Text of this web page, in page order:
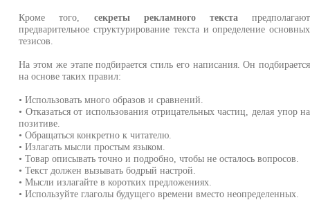
Кроме того, секреты рекламного текста предполагают
предварительное структурирование текста и определение основных
тезисов.
На этом же этапе подбирается стиль его написания. Он подбирается
на основе таких правил:
• Использовать много образов и сравнений.
• Отказаться от использования отрицательных частиц, делая упор на
позитиве.
• Обращаться конкретно к читателю.
• Излагать мысли простым языком.
• Товар описывать точно и подробно, чтобы не осталось вопросов.
• Текст должен вызывать бодрый настрой.
• Мысли излагайте в коротких предложениях.
• Используйте глаголы будущего времени вместо неопределенных.